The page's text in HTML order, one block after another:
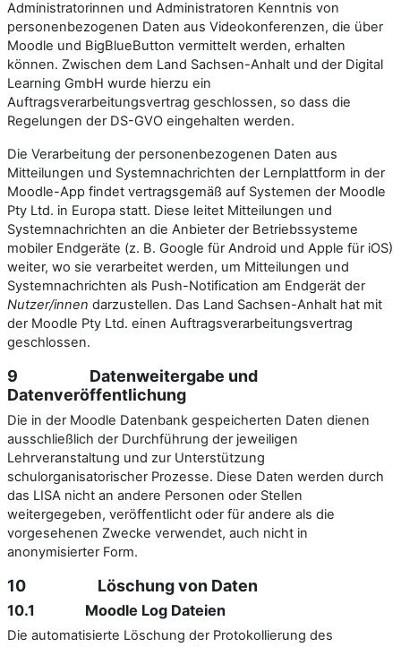
Administratorinnen und Administratoren Kenntnis von
personenbezogenen Daten aus Videokonferenzen, die über
Moodle und BigBlueButton vermittelt werden, erhalten
können. Zwischen dem Land Sachsen-Anhalt und der Digital
Learning GmbH wurde hierzu ein
Auftragsverarbeitungsvertrag geschlossen, so dass die
Regelungen der DS-GVO eingehalten werden.
Die Verarbeitung der personenbezogenen Daten aus
Mitteilungen und Systemnachrichten der Lernplattform in der
Moodle-App findet vertragsgemäß auf Systemen der Moodle
Pty Ltd. in Europa statt. Diese leitet Mitteilungen und
Systemnachrichten an die Anbieter der Betriebssysteme
mobiler Endgeräte (z. B. Google für Android und Apple für iOS)
weiter, wo sie verarbeitet werden, um Mitteilungen und
Systemnachrichten als Push-Notification am Endgerät der
Nutzer/innen darzustellen. Das Land Sachsen-Anhalt hat mit
der Moodle Pty Ltd. einen Auftragsverarbeitungsvertrag
geschlossen.
9 Datenweitergabe und
Datenveröffentlichung
Die in der Moodle Datenbank gespeicherten Daten dienen
ausschließlich der Durchführung der jeweiligen
Lehrveranstaltung und zur Unterstützung
schulorganisatorischer Prozesse. Diese Daten werden durch
das LISA nicht an andere Personen oder Stellen
weitergegeben, veröffentlicht oder für andere als die
vorgesehenen Zwecke verwendet, auch nicht in
anonymisierter Form.
10 Löschung von Daten
10.1 Moodle Log Dateien
Die automatisierte Löschung der Protokollierung des